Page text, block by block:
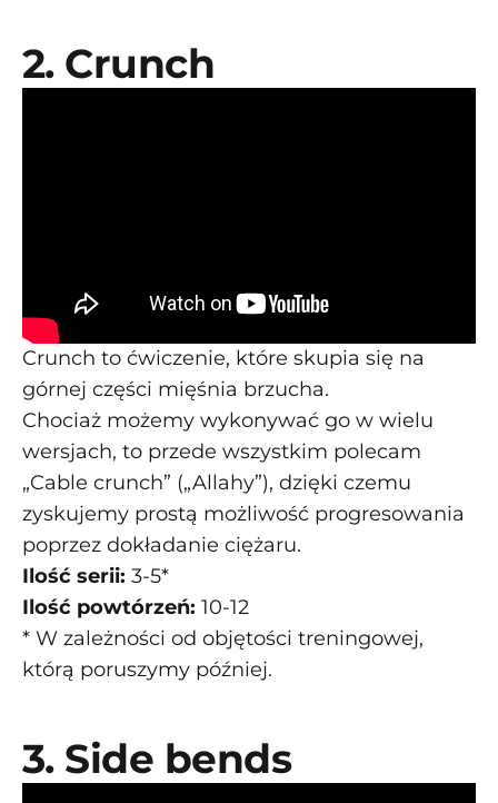
2. Crunch
Crunch to ćwiczenie, które skupia się na
górnej części mięśnia brzucha.
Chociaż możemy wykonywać go w wielu
wersjach, to przede wszystkim polecam
„Cable crunch” („Allahy”), dzięki czemu
zyskujemy prostą możliwość progresowania
poprzez dokładanie ciężaru.
Ilość serii: 3-5*
Ilość powtórzeń: 10-12
* W zależności od objętości treningowej,
którą poruszymy później.
3. Side bends